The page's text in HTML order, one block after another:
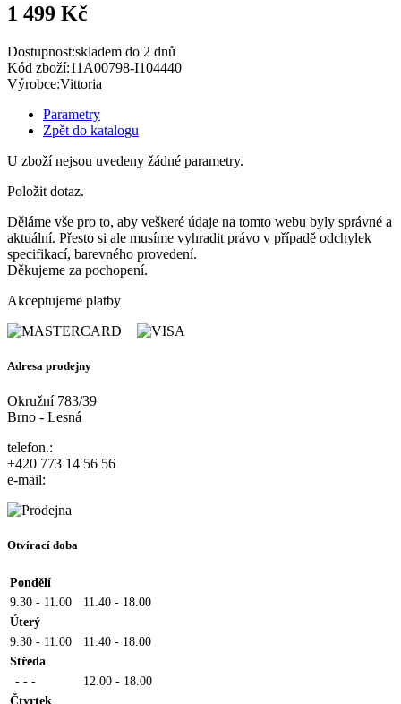
1 499 Kč
Dostupnost:skladem do 2 dnů
Kód zboží:11A00798-I104440
Výrobce:Vittoria
Parametry
Zpět do katalogu
U zboží nejsou uvedeny žádné parametry.
Položit dotaz.
Děláme vše pro to, aby veškeré údaje na tomto webu byly správné a
aktuální. Přesto si ale musíme vyhradit právo v případě odchylek
specifikací, barevného provedení.
Děkujeme za pochopení.
Akceptujeme platby
Adresa prodejny
Okružní 783/39
Brno - Lesná
telefon.:
+420 773 14 56 56
e-mail:
Otvírací doba
Pondělí
9.30 - 11.00
11.40 - 18.00
Úterý
9.30 - 11.00
11.40 - 18.00
Středa
- - -
12.00 - 18.00
Čtvrtek